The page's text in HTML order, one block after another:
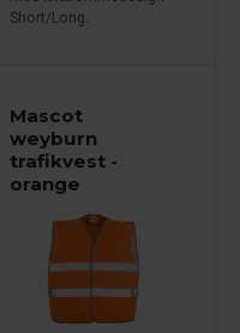
Short/Long.
Mascot
weyburn
trafikvest -
orange